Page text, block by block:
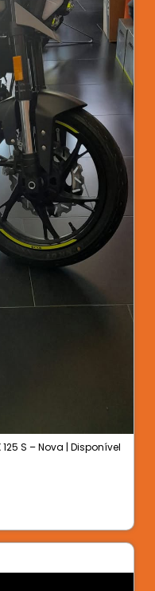
125 S – Nova | Disponível